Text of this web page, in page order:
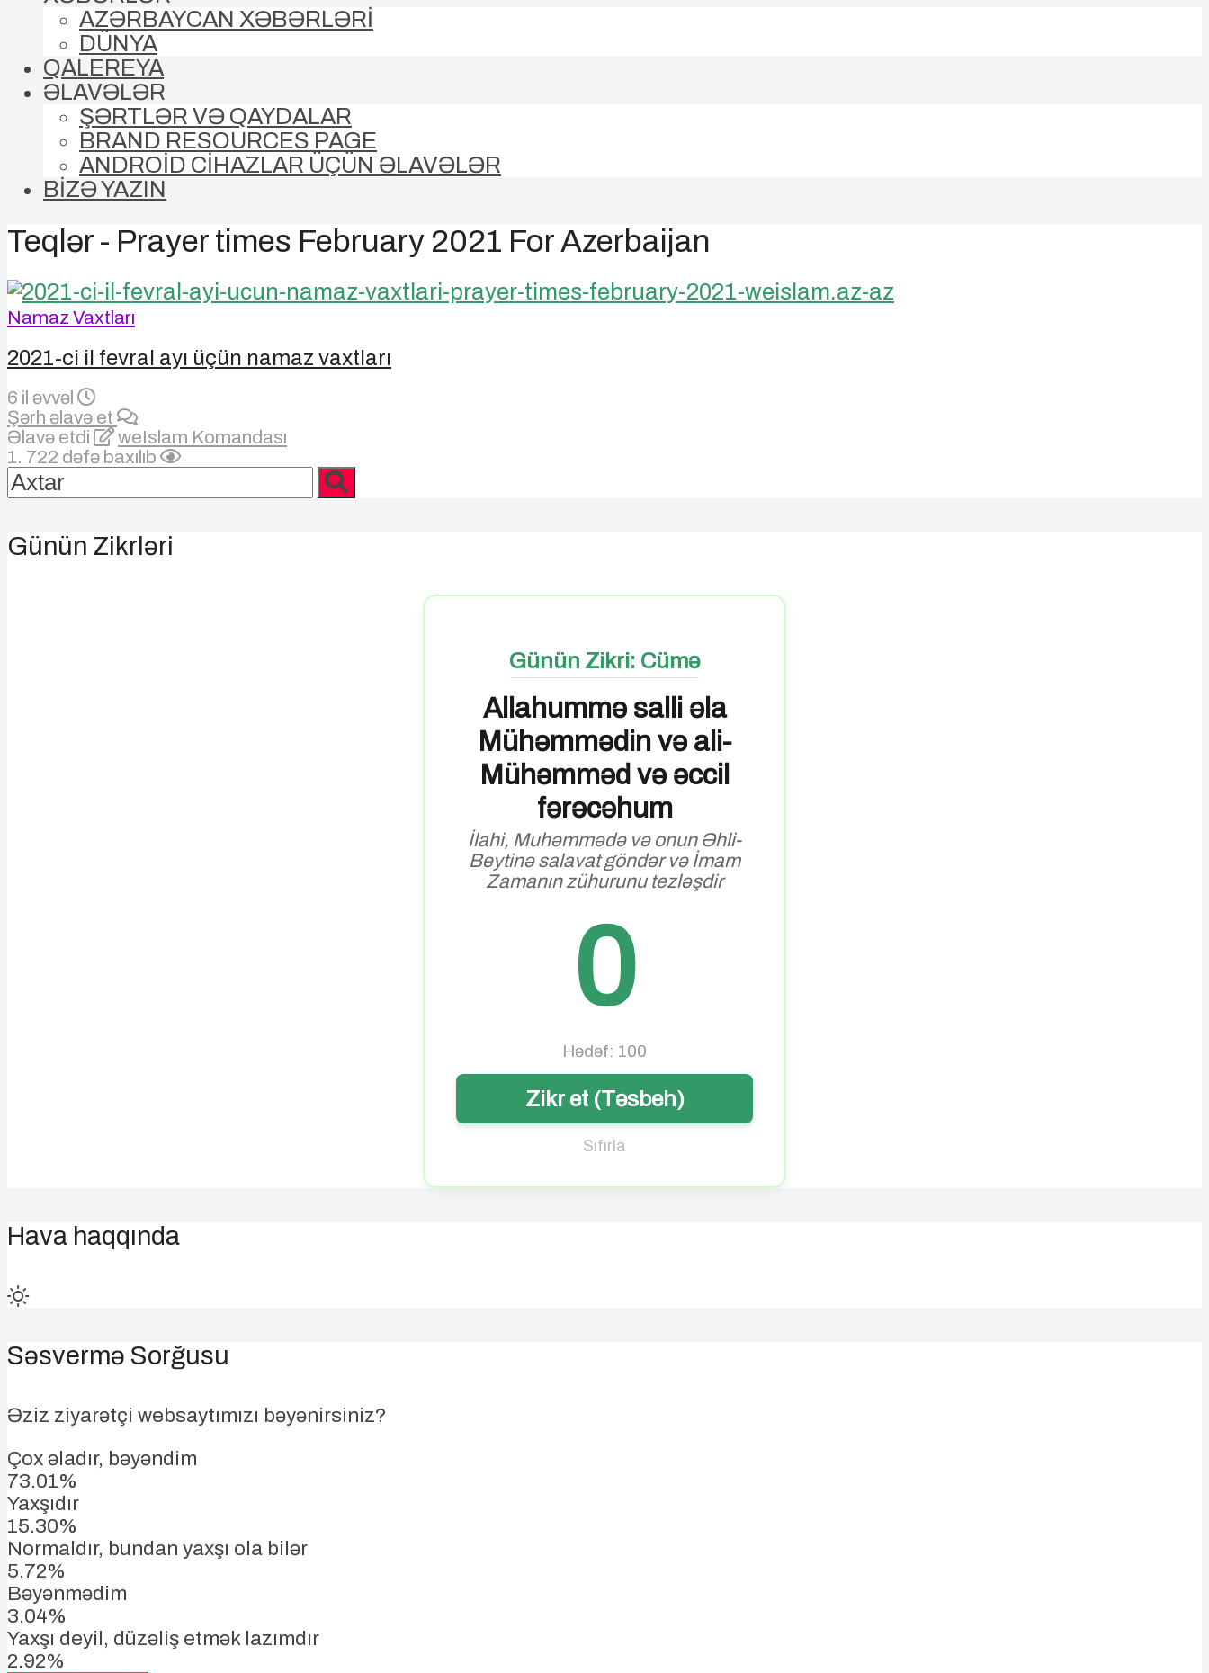
AZƏRBAYCAN XƏBƏRLƏRİ
DÜNYA
QALEREYA
ƏLAVƏLƏR
ŞƏRTLƏR VƏ QAYDALAR
BRAND RESOURCES PAGE
ANDROİD CİHAZLAR ÜÇÜN ƏLAVƏLƏR
BİZƏ YAZIN
Teqlər - Prayer times February 2021 For Azerbaijan
Namaz Vaxtları
2021-ci il fevral ayı üçün namaz vaxtları
6 il əvvəl
Şərh əlavə et
Əlavə etdi
weIslam Komandası
1. 722 dəfə baxılıb
Günün Zikrləri
Günün Zikri: Cümə
Allahummə salli əla
Mühəmmədin və ali-
Mühəmməd və əccil
fərəcəhum
İlahi, Muhəmmədə və onun Əhli-
Beytinə salavat göndər və İmam
Zamanın zühurunu tezləşdir
0
Hədəf: 100
Zikr et (Təsbeh)
Sıfırla
Hava haqqında
Səsvermə Sorğusu
Əziz ziyarətçi websaytımızı bəyənirsiniz?
Çox əladır, bəyəndim
73.01%
Yaxşıdır
15.30%
Normaldır, bundan yaxşı ola bilər
5.72%
Bəyənmədim
3.04%
Yaxşı deyil, düzəliş etmək lazımdır
2.92%